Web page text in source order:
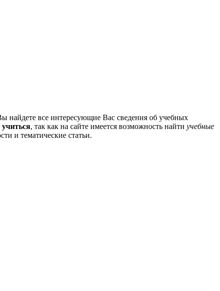
найдете все интересующие Вас сведения об учебных
учиться, так как на сайте имеется возможность найти учебные
и тематические статьи.